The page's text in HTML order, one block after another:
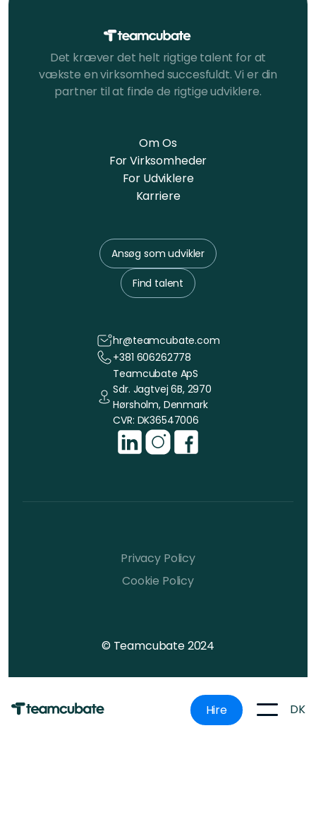
Det kræver det helt rigtige talent for at
vækste en virksomhed succesfuldt. Vi er din
partner til at finde de rigtige udviklere.
Om Os
For Virksomheder
For Udviklere
Karriere
Ansøg som udvikler
Find talent
hr@teamcubate.com
+381 606262778
Teamcubate ApS
Sdr. Jagtvej 6B, 2970
Hørsholm, Denmark
CVR: DK36547006
© Teamcubate 2024
Privacy Policy
Cookie Policy
Hire DK